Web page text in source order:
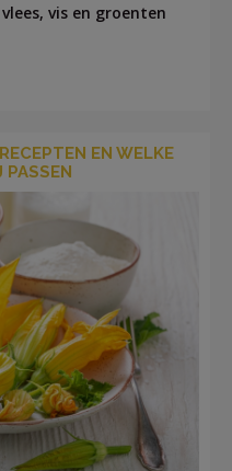
vis en groenten
EN WELKE
PASSEN